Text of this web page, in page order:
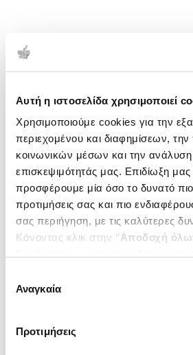
Αυτή η ιστοσελίδα χρησιμοποιεί
Χρησιμοποιούμε cookies για την
περιεχομένου και διαφημίσεων,
κοινωνικών μέσων και την ανάλυση
επισκεψιμότητάς μας. Επιδίωξη μας
προσφέρουμε μία όσο το δυνατό πιο
προτιμήσεις σας και πιο
σας περιήγηση, με τις καλύτερες
Κάνοντας κλικ στην ‘’Αποδοχή
ενδιαφέρουν και να επιλέξετε από
΄΄και να
συγκατάθεσης
Αναγκαία
Προτιμήσεις